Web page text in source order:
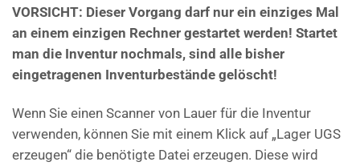
VORSICHT: Dieser Vorgang darf nur ein einziges Mal
an einem einzigen Rechner gestartet werden! Startet
man die Inventur nochmals, sind alle bisher
eingetragenen Inventurbestände gelöscht!
Wenn Sie einen Scanner von Lauer für die Inventur
verwenden, können Sie mit einem Klick auf „Lager UGS
erzeugen“ die benötigte Datei erzeugen. Diese wird